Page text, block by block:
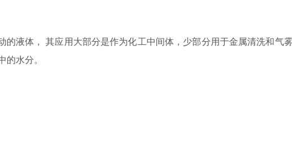
液体， 其应用大部分是作为化工中间体，少部分用于金属清洗和气
的水分。